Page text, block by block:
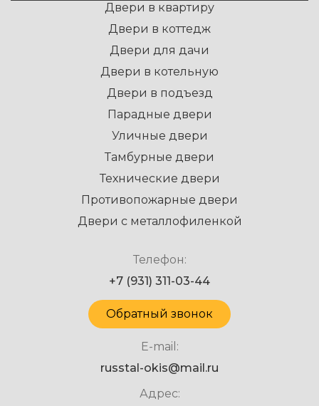
Двери в квартиру
Двери в коттедж
Двери для дачи
Двери в котельную
Двери в подъезд
Парадные двери
Уличные двери
Тамбурные двери
Технические двери
Противопожарные двери
Двери с металлофиленкой
Телефон:
+7 (931) 311-03-44
Обратный звонок
E-mail:
russtal-okis@mail.ru
Адрес: